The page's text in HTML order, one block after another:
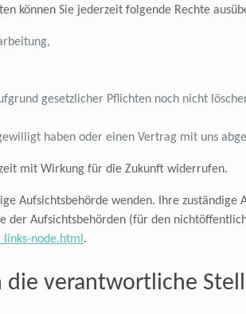
können Sie jederzeit folgende Rechte
gesetzlicher Pflichten noch nicht
haben oder einen Vertrag mit uns
mit Wirkung für die Zukunft widerrufen.
Aufsichtsbehörde wenden. Ihre
der Aufsichtsbehörden (für den
node.html .
verantwortliche